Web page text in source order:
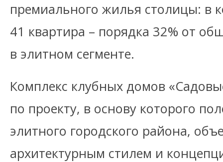
премиального жилья столицы: в
41 квартира – порядка 32% от
в элитном сегменте.
Комплекс клубных домов
по проекту, в основу которого
элитного городского района,
архитектурным стилем и